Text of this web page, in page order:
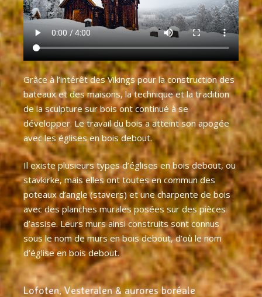
Grâce à l’intérêt des Vikings pour la construction des
bateaux et des maisons, la technique et la tradition
de la sculpture sur bois ont continué à se
développer. Le travail du bois a atteint son apogée
avec les églises en bois debout.
Il existe plusieurs types d’églises en bois debout, ou
stavkirke, mais elles ont toutes en commun des
poteaux d’angle (stavers) et une charpente de bois
avec des planches murales posées sur des pièces
d’assise. Leurs murs ainsi construits sont connus
sous le nom de murs en bois debout, d’où le nom
d’église en bois debout.
Lofoten, Vesteralen & aurores boréale